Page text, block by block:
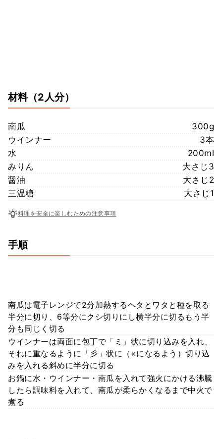
材料（2人分）
南瓜
300g
ウインナー
3本
水
200ml
みりん
大さじ3
醤油
大さじ2
三温糖
大さじ1
料理を安全に楽しむための注意事項
手順
南瓜は電子レンジで2分加熱するヘタとワタと種を取る
半分に切り、6等分にクシ切りにし横半分に切るもう半
分も同じく切る
ウインナーは両面に包丁で「ミ」状に切り込みを入れ、
それに重なるように「彡」状に（×になるよう）切り込
みを入れる斜めに半分に切る
お鍋に水・ウインナー・南瓜を入れて強火にかける沸騰
したら調味料を入れて、南瓜が柔らかくなるまで中火で
煮る